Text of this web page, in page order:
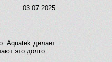
03.07.2025
Aquatek делает
это долго.